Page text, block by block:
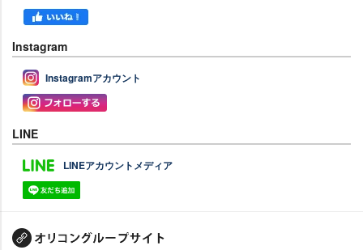
Instagram
Instagramアカウント
LINE
LINEアカウントメディア